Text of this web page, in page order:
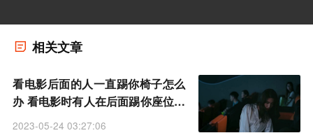
相关文章
看电影后面的人一直踢你椅子怎么
办 看电影时有人在后面踢你座位如
何应对
2023-05-24 03:27:06